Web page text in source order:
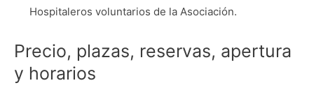
Hospitaleros voluntarios de la Asociación.
Precio, plazas, reservas, apertura
y horarios